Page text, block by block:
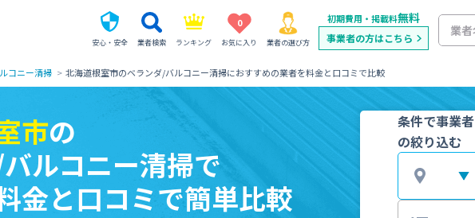
安心・安全 業者検索 ランキング
0
お気に入り 業者の選び方
初期費用・掲載料無料
事業者の方はこちら
コニー清掃 北海道根室市のベランダ/バルコニー清掃におすすめの業者を料金と口コミで比較
市の
ルコニー清掃で
金と口コミで簡単比較
条件で事業者
の絞り込む